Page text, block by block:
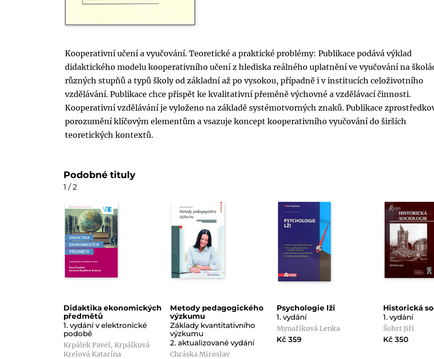
Kooperativní učení a vyučování. Teoretické a praktické problémy: Publikace podává výklad
didaktického modelu kooperativního učení z hlediska reálného uplatnění ve vyučování na
různých stupňů a typů školy od základní až po vysokou, případně i v institucích celoživotního
vzdělávání. Publikace chce přispět ke kvalitativní přeměně výchovné a vzdělávací činnosti.
Kooperativní vzdělávání je vyloženo na základě systémotvorných znaků. Publikace
porozumění klíčovým elementům a vsazuje koncept kooperativního vyučování do širších
teoretických kontextů.
Podobné tituly
1 / 2
Didaktika ekonomických
předmětů
1. vydání v elektronické
podobě
Krpálek Pavel, Krpálková
Krelová Katarína
Metody pedagogického
výzkumu
Základy kvantitativního
výzkumu
2. aktualizované vydání
Chráska Miroslav
Psychologie lži
1. vydání
Mynaříková Lenka
Kč 359
Historická
1. vydání
Šubrt Jiří
Kč 350